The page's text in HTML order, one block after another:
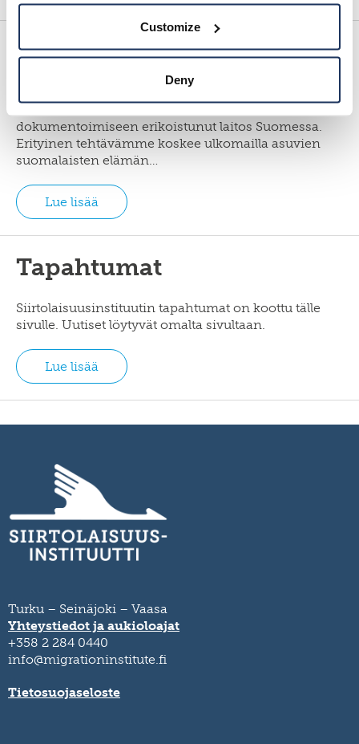
Customize
Deny
Etusivu
dokumentoimiseen erikoistunut laitos Suomessa.
Erityinen tehtävämme koskee ulkomailla asuvien
suomalaisten elämän…
Lue lisää
Tapahtumat
Siirtolaisuusinstituutin tapahtumat on koottu tälle
sivulle. Uutiset löytyvät omalta sivultaan.
Lue lisää
Turku – Seinäjoki – Vaasa
Yhteystiedot ja aukioloajat
+358 2 284 0440
info@migrationinstitute.fi
Tietosuojaseloste